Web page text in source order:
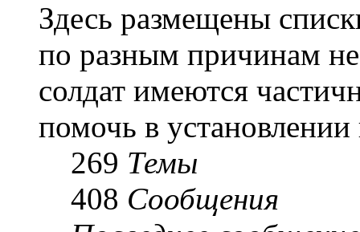
Здесь размещены
по разным причинам
солдат имеются
помочь в
269 Темы
408 Сообщения